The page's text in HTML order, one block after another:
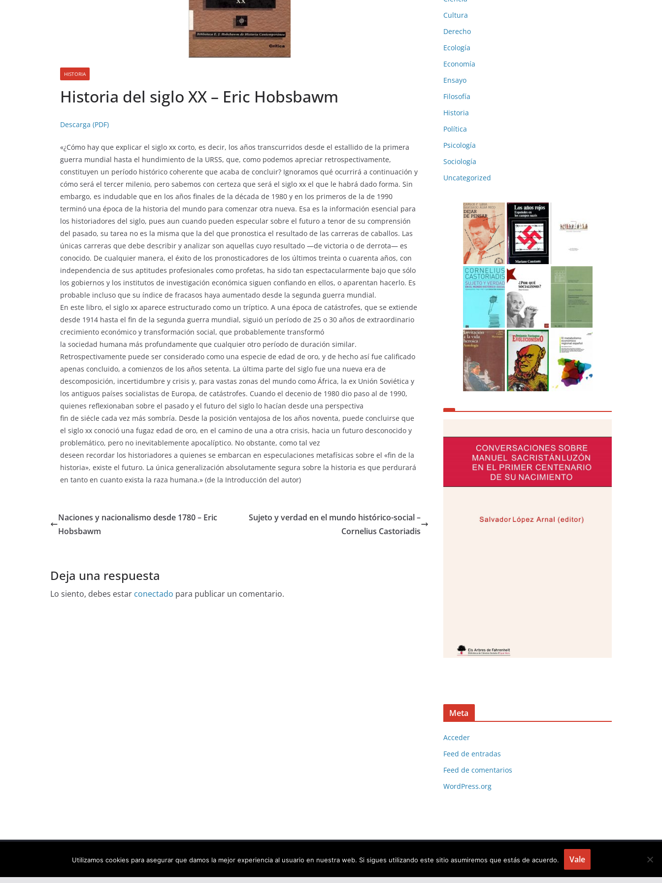
HISTORIA
Historia del siglo XX – Eric Hobsbawm
Descarga (PDF)
«¿Cómo hay que explicar el siglo xx corto, es decir, los años transcurridos desde el estallido de la primera
guerra mundial hasta el hundimiento de la URSS, que, como podemos apreciar retrospectivamente,
constituyen un período histórico coherente que acaba de concluir? Ignoramos qué ocurrirá a continuación y
cómo será el tercer milenio, pero sabemos con certeza que será el siglo xx el que le habrá dado forma. Sin
embargo, es indudable que en los años finales de la década de 1980 y en los primeros de la de 1990
terminó una época de la historia del mundo para comenzar otra nueva. Esa es la información esencial para
los historiadores del siglo, pues aun cuando pueden especular sobre el futuro a tenor de su comprensión
del pasado, su tarea no es la misma que la del que pronostica el resultado de las carreras de caballos. Las
únicas carreras que debe describir y analizar son aquellas cuyo resultado —de victoria o de derrota— es
conocido. De cualquier manera, el éxito de los pronosticadores de los últimos treinta o cuarenta años, con
independencia de sus aptitudes profesionales como profetas, ha sido tan espectacularmente bajo que sólo
los gobiernos y los institutos de investigación económica siguen confiando en ellos, o aparentan hacerlo. Es
probable incluso que su índice de fracasos haya aumentado desde la segunda guerra mundial.
En este libro, el siglo xx aparece estructurado como un tríptico. A una época de catástrofes, que se extiende
desde 1914 hasta el fin de la segunda guerra mundial, siguió un período de 25 o 30 años de extraordinario
crecimiento económico y transformación social, que probablemente transformó
la sociedad humana más profundamente que cualquier otro período de duración similar.
Retrospectivamente puede ser considerado como una especie de edad de oro, y de hecho así fue calificado
apenas concluido, a comienzos de los años setenta. La última parte del siglo fue una nueva era de
descomposición, incertidumbre y crisis y, para vastas zonas del mundo como África, la ex Unión Soviética y
los antiguos países socialistas de Europa, de catástrofes. Cuando el decenio de 1980 dio paso al de 1990,
quienes reflexionaban sobre el pasado y el futuro del siglo lo hacían desde una perspectiva
fin de siécle cada vez más sombría. Desde la posición ventajosa de los años noventa, puede concluirse que
el siglo xx conoció una fugaz edad de oro, en el camino de una a otra crisis, hacia un futuro desconocido y
problemático, pero no inevitablemente apocalíptico. No obstante, como tal vez
deseen recordar los historiadores a quienes se embarcan en especulaciones metafísicas sobre el «fin de la
historia», existe el futuro. La única generalización absolutamente segura sobre la historia es que perdurará
en tanto en cuanto exista la raza humana.» (de la Introducción del autor)
Naciones y nacionalismo desde 1780 – Eric
Hobsbawm
Sujeto y verdad en el mundo histórico-social –
Cornelius Castoriadis
Deja una respuesta
Lo siento, debes estar conectado para publicar un comentario.
Cultura
Derecho
Ecología
Economía
Ensayo
Filosofía
Historia
Política
Psicología
Sociología
Uncategorized
Meta
Acceder
Feed de entradas
Feed de comentarios
WordPress.org
Copyright © 2026 Els arbres de Fahrenheit: biblioteca virtual
. Todos los derechos reservados.
Utilizamos cookies para asegurar que damos la mejor experiencia al usuario en nuestra web. Si sigues utilizando este sitio asumiremos que estás de acuerdo. Vale